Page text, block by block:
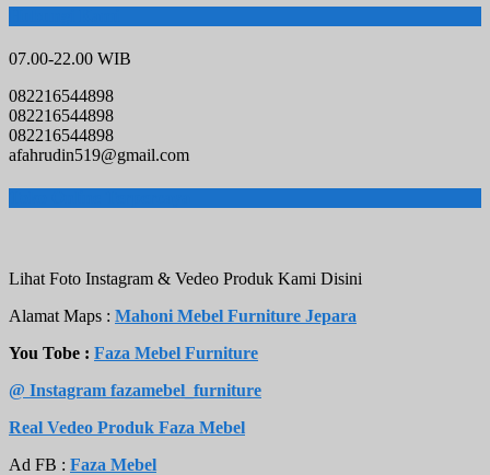
07.00-22.00 WIB
082216544898
082216544898
082216544898
afahrudin519@gmail.com
Lihat Foto Instagram & Vedeo Produk Kami Disini
Alamat Maps : Mahoni Mebel Furniture Jepara
You Tobe : Faza Mebel Furniture
@ Instagram fazamebel_furniture
Real Vedeo Produk Faza Mebel
Ad FB : Faza Mebel